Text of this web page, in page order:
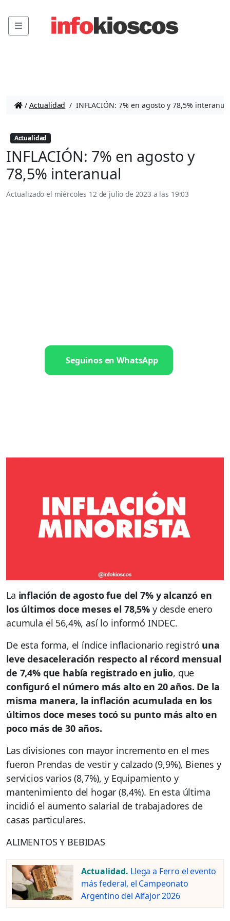
Menu
/ Actualidad / INFLACIÓN: 7% en agosto y 78,5%
Actualidad
INFLACIÓN: 7% en agosto y
78,5% interanual
Actualizado el miércoles 12 de julio de 2023 a las 19:03
Seguinos en WhatsApp
La inflación de agosto fue del 7% y alcanzó en
los últimos doce meses el 78,5% y desde enero
acumula el 56,4%, así lo informó INDEC.
De esta forma, el índice inflacionario registró una
leve desaceleración respecto al récord mensual
de 7,4% que había registrado en julio, que
configuró el número más alto en 20 años. De la
misma manera, la inflación acumulada en los
últimos doce meses tocó su punto más alto en
poco más de 30 años.
Las divisiones con mayor incremento en el mes
fueron Prendas de vestir y calzado (9,9%), Bienes y
servicios varios (8,7%), y Equipamiento y
mantenimiento del hogar (8,4%). En esta última
incidió el aumento salarial de trabajadores de
casas particulares.
ALIMENTOS Y BEBIDAS
Actualidad. Llega a Ferro el evento
más federal, el Campeonato
Argentino del Alfajor 2026